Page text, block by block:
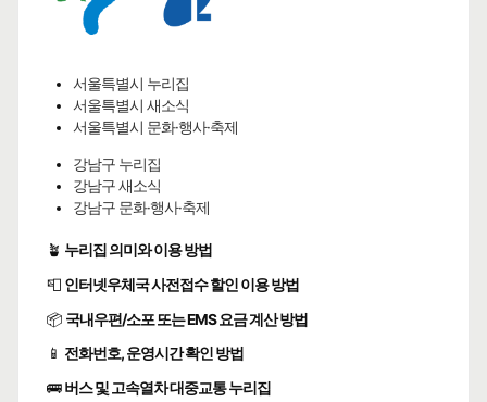
서울특별시 누리집
서울특별시 새소식
서울특별시 문화·행사·축제
강남구 누리집
강남구 새소식
강남구 문화·행사·축제
🪴 누리집 의미와 이용 방법
📮 인터넷우체국 사전접수 할인 이용 방법
📦 국내우편/소포 또는 EMS 요금 계산 방법
📱 전화번호, 운영시간 확인 방법
🚌버스 및 고속열차 대중교통 누리집